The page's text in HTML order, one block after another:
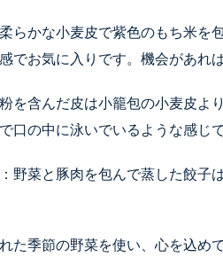
らかな小麦皮で紫色のもち米を
でお気に入りです。機会があれ
を含んだ皮は小籠包の小麦皮よ
口の中に泳いでいるような感じ
野菜と豚肉を包んで蒸した餃子
季節の野菜を使い、心を込め